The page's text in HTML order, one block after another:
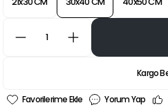
Kargo
Yorum Yap